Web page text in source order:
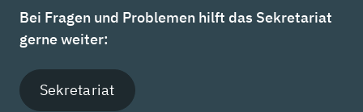
Bei Fragen und Problemen hilft das Sekretariat
gerne weiter:
Sekretariat